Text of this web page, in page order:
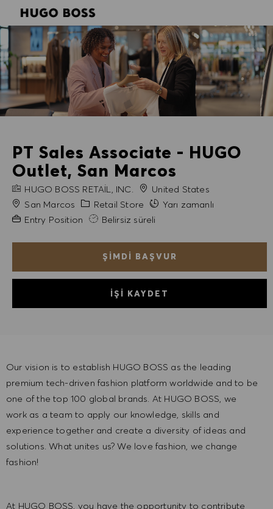
PT Sales Associate - HUGO
Outlet, San Marcos
FIRMA ADI
HUGO BOSS RETAIL, INC.
United States
ŞehirSan Marcos Kategori
Retail Store
Yarı zamanlı
Gerekli Deneyim
Entry Position Belirsiz süreli
ŞIMDI BAŞVUR
İŞI KAYDET
Our vision is to establish HUGO BOSS as the leading
premium tech-driven fashion platform worldwide and to be
one of the top 100 global brands. At HUGO BOSS, we
work as a team to apply our knowledge, skills and
experience together and create a diversity of ideas and
solutions. What unites us? We love fashion, we change
fashion!
At HUGO BOSS, you have the opportunity to contribute